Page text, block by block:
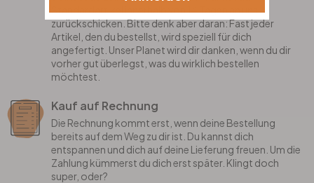
Standardartikel innerhalb von 14 Tagen an uns
zurückschicken. Bitte denk aber daran: Fast jeder
Artikel, den du bestellst, wird speziell für dich
angefertigt. Unser Planet wird dir danken, wenn du dir
vorher gut überlegst, was du wirklich bestellen
möchtest.
Kauf auf Rechnung
Die Rechnung kommt erst, wenn deine Bestellung
bereits auf dem Weg zu dir ist. Du kannst dich
entspannen und dich auf deine Lieferung freuen. Um die
Zahlung kümmerst du dich erst später. Klingt doch
super, oder?